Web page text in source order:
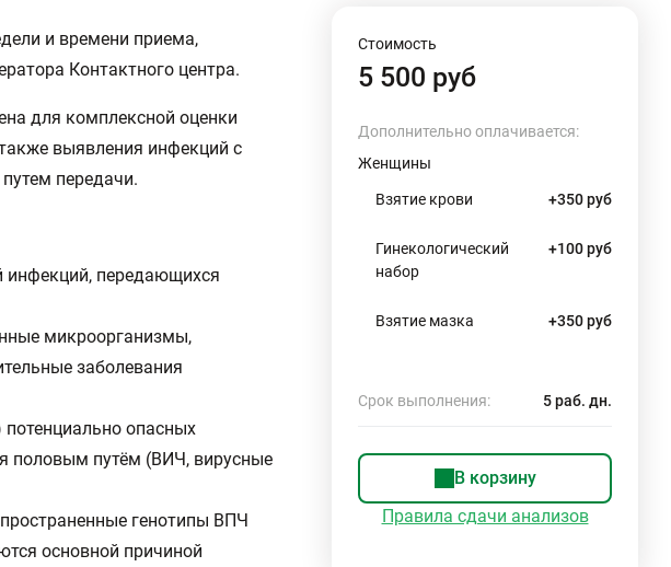
и времени приема,
Контактного центра.
для комплексной оценки
выявления инфекций с
передачи.
инфекций, передающихся
микроорганизмы,
заболевания
опасных
половым путём (ВИЧ, вирусные
генотипы ВПЧ
основной причиной
Стоимость
5 500 руб
Дополнительно оплачивается:
Женщины
Взятие крови +350 руб
Гинекологический
набор
+100 руб
Взятие мазка +350 руб
Срок выполнения: 5 раб. дн.
В корзину
Правила сдачи анализов